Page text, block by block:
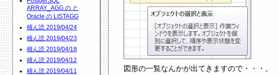
ARRAY_AGG の と
Oracle の LISTAGG
積ん読 2019/04/24
積ん読 2019/04/23
積ん読 2019/04/18
積ん読 2019/04/12
積ん読 2019/04/11
図形の一覧なんかが出てきますので・・・。